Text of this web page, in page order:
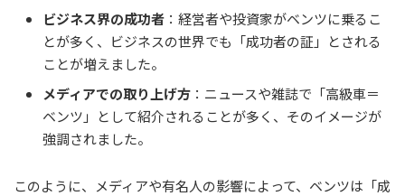
ビジネス界の成功者 ：経営者や投資家がベンツに乗るこ
とが多く、ビジネスの世界でも「成功者の証」とされる
ことが増えました。
メディアでの取り上げ方 ：ニュースや雑誌で「高級車＝
ベンツ」として紹介されることが多く、そのイメージが
強調されました。
このように、メディアや有名人の影響によって、ベンツは「成